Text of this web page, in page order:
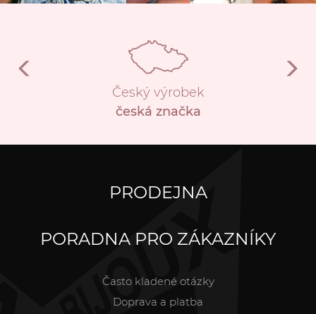
Český výrobek
česká značka
PRODEJNA
PORADNA PRO ZÁKAZNÍKY
Často kladené otázky
Doprava a platba